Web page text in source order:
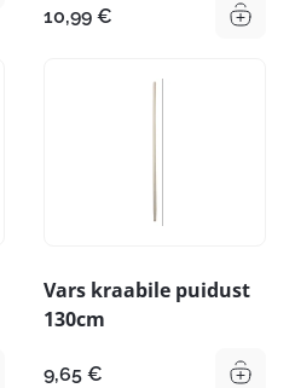
10,99 €
Vars kraabile puidust
130cm
9,65 €